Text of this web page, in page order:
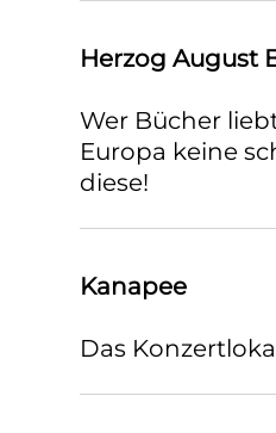
Herzog August
Wer Bücher
Europa keine
diese!
Kanapee
Das